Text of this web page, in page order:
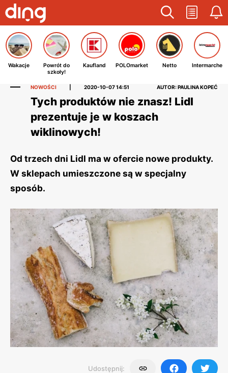
Wakacje
Powrót do
szkoły!
Kaufland POLOmarket Netto Intermarche
NOWOŚCI 2020-10-07 14:51 AUTOR: PAULINA KOPEĆ
Tych produktów nie znasz! Lidl
prezentuje je w koszach
wiklinowych!
Od trzech dni Lidl ma w ofercie nowe produkty.
W sklepach umieszczone są w specjalny
sposób.
Udostępnij: